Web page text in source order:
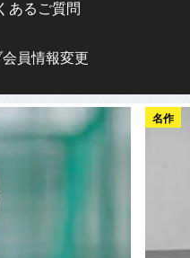
あるご質問
員情報変更
名作